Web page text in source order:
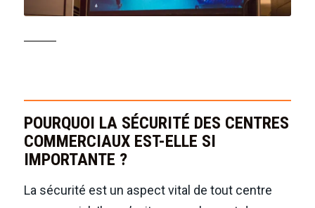
POURQUOI LA SÉCURITÉ DES CENTRES
COMMERCIAUX EST-ELLE SI
IMPORTANTE ?
La sécurité est un aspect vital de tout centre